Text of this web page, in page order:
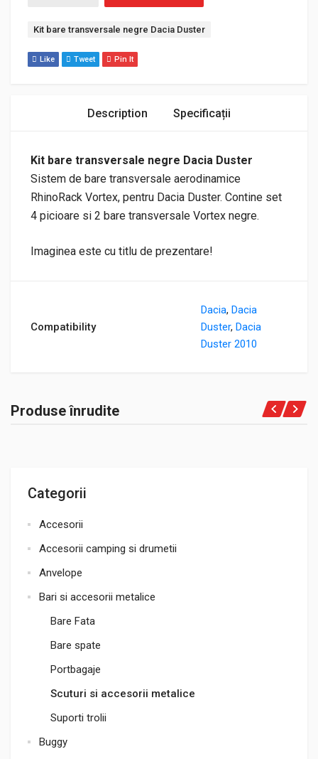
Categorii
Accesorii
Accesorii camping si drumetii
Anvelope
Bari si accesorii metalice
Bare Fata
Bare spate
Portbagaje
Scuturi si accesorii metalice
Suporti trolii
Buggy
Etichetă:
Kit bare transversale negre Dacia Duster
Like Tweet Pin It
Description Specificații
Kit bare transversale negre Dacia Duster
Sistem de bare transversale aerodinamice
RhinoRack Vortex, pentru Dacia Duster. Contine set
4 picioare si 2 bare transversale Vortex negre.
Imaginea este cu titlu de prezentare!
Compatibility
Dacia, Dacia
Duster, Dacia
Duster 2010
Produse înrudite